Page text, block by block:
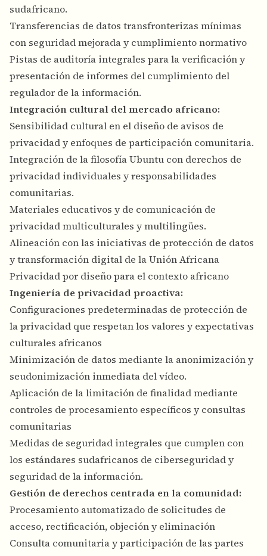
sudafricano.
Transferencias de datos transfronterizas mínimas
con seguridad mejorada y cumplimiento normativo
Pistas de auditoría integrales para la verificación y
presentación de informes del cumplimiento del
regulador de la información.
Integración cultural del mercado africano:
Sensibilidad cultural en el diseño de avisos de
privacidad y enfoques de participación comunitaria.
Integración de la filosofía Ubuntu con derechos de
privacidad individuales y responsabilidades
comunitarias.
Materiales educativos y de comunicación de
privacidad multiculturales y multilingües.
Alineación con las iniciativas de protección de datos
y transformación digital de la Unión Africana
Privacidad por diseño para el contexto africano
Ingeniería de privacidad proactiva:
Configuraciones predeterminadas de protección de
la privacidad que respetan los valores y expectativas
culturales africanos
Minimización de datos mediante la anonimización y
seudonimización inmediata del vídeo.
Aplicación de la limitación de finalidad mediante
controles de procesamiento específicos y consultas
comunitarias
Medidas de seguridad integrales que cumplen con
los estándares sudafricanos de ciberseguridad y
seguridad de la información.
Gestión de derechos centrada en la comunidad:
Procesamiento automatizado de solicitudes de
acceso, rectificación, objeción y eliminación
Consulta comunitaria y participación de las partes